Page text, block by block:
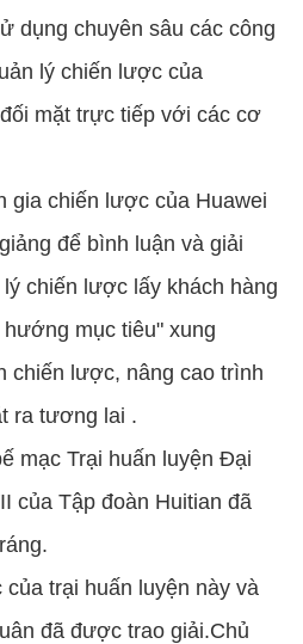
dụng chuyên sâu các công
lý chiến lược của
mặt trực tiếp với các cơ
gia chiến lược của Huawei
để bình luận và giải
chiến lược lấy khách hàng
mục tiêu" xung
chiến lược, nâng cao trình
ra tương lai .
mạc Trại huấn luyện Đại
của Tập đoàn Huitian đã
trại huấn luyện này và
đã được trao giải.Chủ